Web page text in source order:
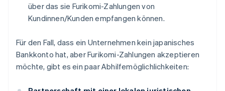
über das sie Furikomi-Zahlungen von
Kundinnen/Kunden empfangen können.
Für den Fall, dass ein Unternehmen kein japanisches
Bankkonto hat, aber Furikomi-Zahlungen akzeptieren
möchte, gibt es ein paar Abhilfemöglichlichkeiten: